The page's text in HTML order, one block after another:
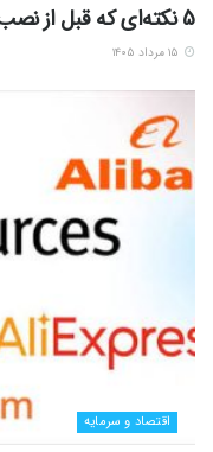
5 نکته‌ای که قبل از نصب شیشه جلو خودرو باید بدانید
اقتصاد و سرمایه